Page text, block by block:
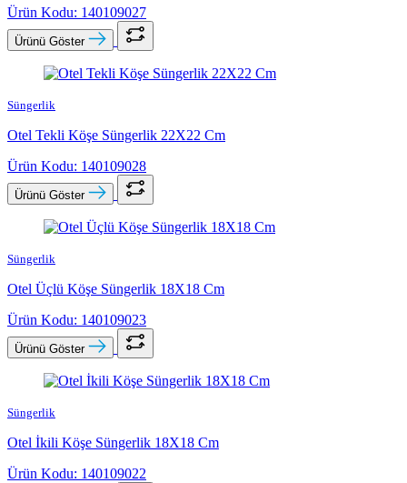
Ürün Kodu: 140109027
Ürünü Göster
Süngerlik
Otel Tekli Köşe Süngerlik 22X22 Cm
Ürün Kodu: 140109028
Ürünü Göster
Süngerlik
Otel Üçlü Köşe Süngerlik 18X18 Cm
Ürün Kodu: 140109023
Ürünü Göster
Süngerlik
Otel İkili Köşe Süngerlik 18X18 Cm
Ürün Kodu: 140109022